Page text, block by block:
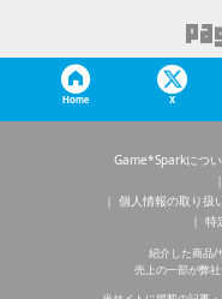
Home X
Game*Sparkにつ
個人情報の取り扱
特
紹介した商品/
売上の一部が弊